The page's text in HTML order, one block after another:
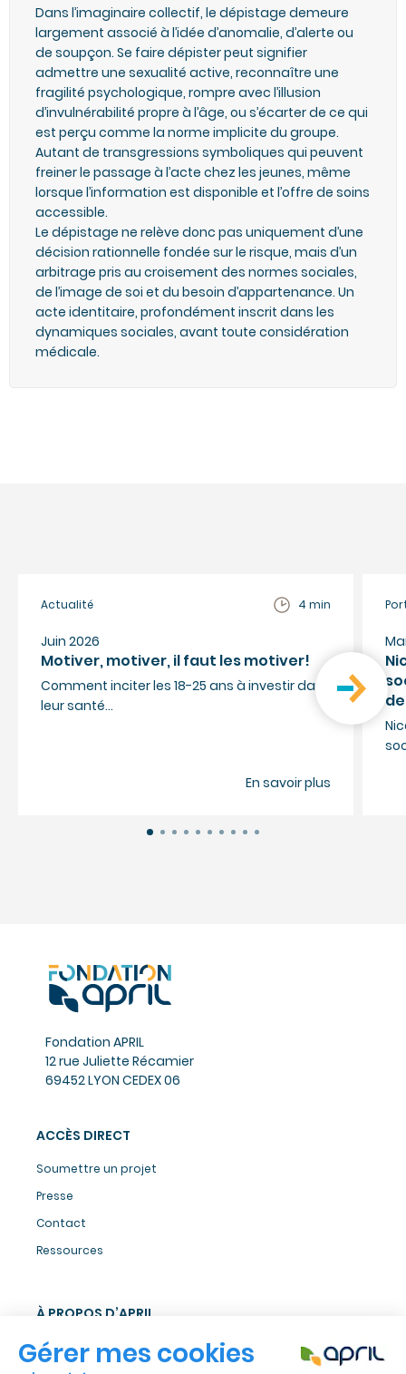
Dans l’imaginaire collectif, le dépistage demeure
largement associé à l’idée d’anomalie, d’alerte ou
de soupçon. Se faire dépister peut signifier
admettre une sexualité active, reconnaître une
fragilité psychologique, rompre avec l’illusion
d’invulnérabilité propre à l’âge, ou s’écarter de ce qui
est perçu comme la norme implicite du groupe.
Autant de transgressions symboliques qui peuvent
freiner le passage à l’acte chez les jeunes, même
lorsque l’information est disponible et l’offre de soins
accessible.
Le dépistage ne relève donc pas uniquement d’une
décision rationnelle fondée sur le risque, mais d’un
arbitrage pris au croisement des normes sociales,
de l’image de soi et du besoin d’appartenance. Un
acte identitaire, profondément inscrit dans les
dynamiques sociales, avant toute considération
médicale.
Actualité 4 min
Juin 2026
Motiver, motiver, il faut les motiver!
Comment inciter les 18-25 ans à investir dans
leur santé…
En savoir plus
Fondation APRIL
12 rue Juliette Récamier
69452 LYON CEDEX 06
ACCÈS DIRECT
Soumettre un projet
Presse
Contact
Ressources
À PROPOS D’APRIL
Groupe APRIL